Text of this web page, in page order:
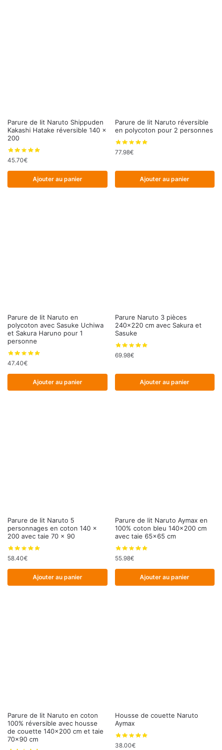
Parure de lit Naruto Shippuden
Kakashi Hatake réversible 140 x
200
45.70€
Ajouter au panier
Parure de lit Naruto réversible
en polycoton pour 2 personnes
77.98€
Ajouter au panier
Parure de lit Naruto en
polycoton avec Sasuke Uchiwa
et Sakura Haruno pour 1
personne
47.40€
Ajouter au panier
Parure Naruto 3 pièces
240×220 cm avec Sakura et
Sasuke
69.98€
Ajouter au panier
Parure de lit Naruto 5
personnages en coton 140 x
200 avec taie 70 x 90
58.40€
Ajouter au panier
Parure de lit Naruto Aymax en
100% coton bleu 140×200 cm
avec taie 65×65 cm
55.98€
Ajouter au panier
Parure de lit Naruto en coton
100% réversible avec housse
de couette 140×200 cm et taie
70×90 cm
Housse de couette Naruto
Aymax
38.00€